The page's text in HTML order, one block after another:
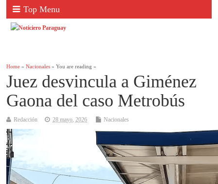
Top Menu
Home »Nacionales » You are reading »
Juez desvincula a Giménez
Gaona del caso Metrobús
Redacción 28 mayo, 2026 Nacionales